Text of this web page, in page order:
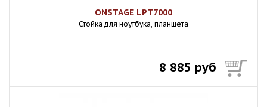
ONSTAGE LPT7000
Стойка для ноутбука, планшета
8 885 руб